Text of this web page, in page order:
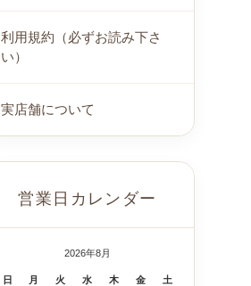
利用規約（必ずお読み下さ
い）
実店舗について
営業日カレンダー
2026年8月
日 月 火 水 木 金 土